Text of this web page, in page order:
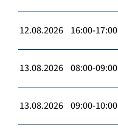
12.08.2026 16:00-17:00
13.08.2026 08:00-09:00
13.08.2026 09:00-10:00